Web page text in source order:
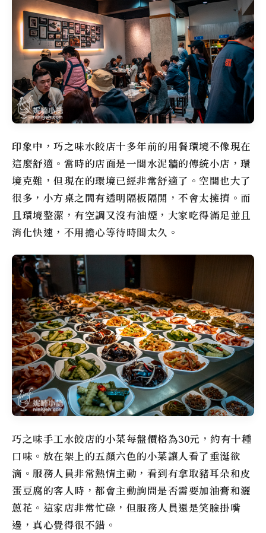
印象中，巧之味水餃店十多年前的用餐環境不像現在
這麼舒適。當時的店面是一間水泥牆的傳統小店，環
境克難，但現在的環境已經非常舒適了。空間也大了
很多，小方桌之間有透明隔板隔開，不會太擁擠。而
且環境整潔，有空調又沒有油煙，大家吃得滿足並且
消化快速，不用擔心等待時間太久。
巧之味手工水餃店的小菜每盤價格為30元，約有十種
口味。放在架上的五顏六色的小菜讓人看了垂涎欲
滴。服務人員非常熱情主動，看到有拿取豬耳朵和皮
蛋豆腐的客人時，都會主動詢問是否需要加油膏和灑
蔥花。這家店非常忙碌，但服務人員還是笑臉掛嘴
邊，真心覺得很不錯。